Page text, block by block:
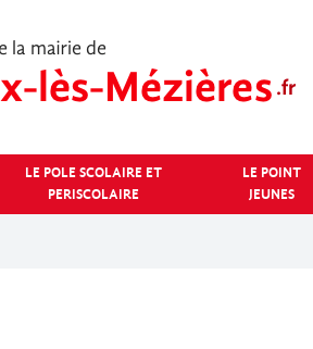
LE POLE SCOLAIRE ET
PERISCOLAIRE
LE POINT
JEUNES